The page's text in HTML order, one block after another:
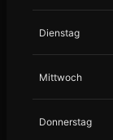
Dienstag
Mittwoch
Donnerstag